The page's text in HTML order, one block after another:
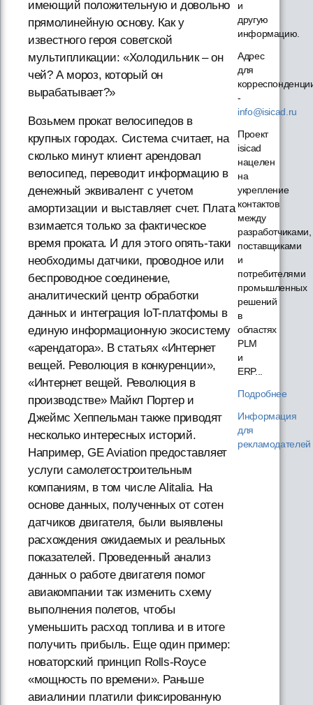
имеющий положительную и довольно
прямолинейную основу. Как у
известного героя советской
мультипликации: «Холодильник – он
чей? А мороз, который он
вырабатывает?»
Возьмем прокат велосипедов в
крупных городах. Система считает, на
сколько минут клиент арендовал
велосипед, переводит информацию в
денежный эквивалент с учетом
амортизации и выставляет счет. Плата
взимается только за фактическое
время проката. И для этого опять-таки
необходимы датчики, проводное или
беспроводное соединение,
аналитический центр обработки
данных и интеграция IoT-платфомы в
единую информационную экосистему
«арендатора». В статьях «Интернет
вещей. Революция в конкуренции»,
«Интернет вещей. Революция в
производстве» Майкл Портер и
Джеймс Хеппельман также приводят
несколько интересных историй.
Например, GE Aviation предоставляет
услуги самолетостроительным
компаниям, в том числе Alitalia. На
основе данных, полученных от сотен
датчиков двигателя, были выявлены
расхождения ожидаемых и реальных
показателей. Проведенный анализ
данных о работе двигателя помог
авиакомпании так изменить схему
выполнения полетов, чтобы
уменьшить расход топлива и в итоге
получить прибыль. Еще один пример:
новаторский принцип Rolls-Royce
«мощность по времени». Раньше
авиалинии платили фиксированную
и
другую
информацию.
Адрес
для
-
info@isicad.ru
Проект
isicad
нацелен
на
укрепление
контактов
между
разработчиками,
поставщиками
и
потребителями
промышленных
решений
в
областях
PLM
и
ERP...
Подробнее
Информация
для
рекламодателей